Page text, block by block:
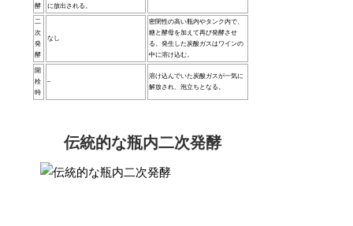
酵
に放出される。
二
次
発
酵
なし
密閉性の高い瓶内やタンク内で、
糖と酵母を加えて再び発酵させ
る。発生した炭酸ガスはワインの
中に溶け込む。
開
栓
時
–
溶け込んでいた炭酸ガスが一気に
解放され、泡立ちとなる。
伝統的な瓶内二次発酵